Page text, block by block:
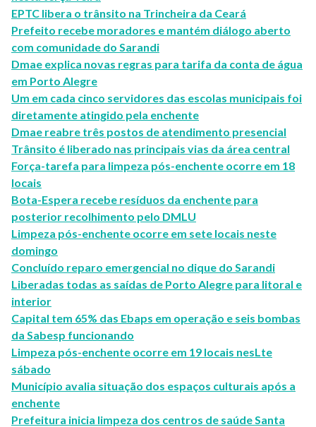
EPTC libera o trânsito na Trincheira da Ceará
Prefeito recebe moradores e mantém diálogo aberto
com comunidade do Sarandi
Dmae explica novas regras para tarifa da conta de água
em Porto Alegre
Um em cada cinco servidores das escolas municipais foi
diretamente atingido pela enchente
Dmae reabre três postos de atendimento presencial
Trânsito é liberado nas principais vias da área central
Força-tarefa para limpeza pós-enchente ocorre em 18
locais
Bota-Espera recebe resíduos da enchente para
posterior recolhimento pelo DMLU
Limpeza pós-enchente ocorre em sete locais neste
domingo
Concluído reparo emergencial no dique do Sarandi
Liberadas todas as saídas de Porto Alegre para litoral e
interior
Capital tem 65% das Ebaps em operação e seis bombas
da Sabesp funcionando
Limpeza pós-enchente ocorre em 19 locais nesLte
sábado
Município avalia situação dos espaços culturais após a
enchente
Prefeitura inicia limpeza dos centros de saúde Santa